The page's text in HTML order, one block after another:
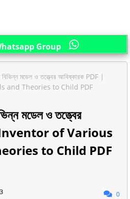
Group
বিভিন্ন মডেল ও তত্ত্বের আবিষ্কারক PDF |
and Theories to Child PDF
মডেল ও তত্ত্বের
Inventor of Various
to Child PDF
0